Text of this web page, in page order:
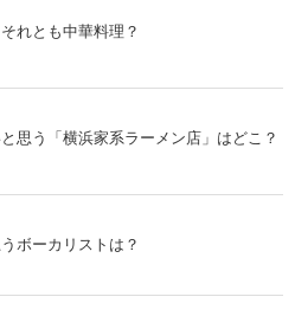
れとも中華料理？
思う「横浜家系ラーメン店」はどこ？
ボーカリストは？